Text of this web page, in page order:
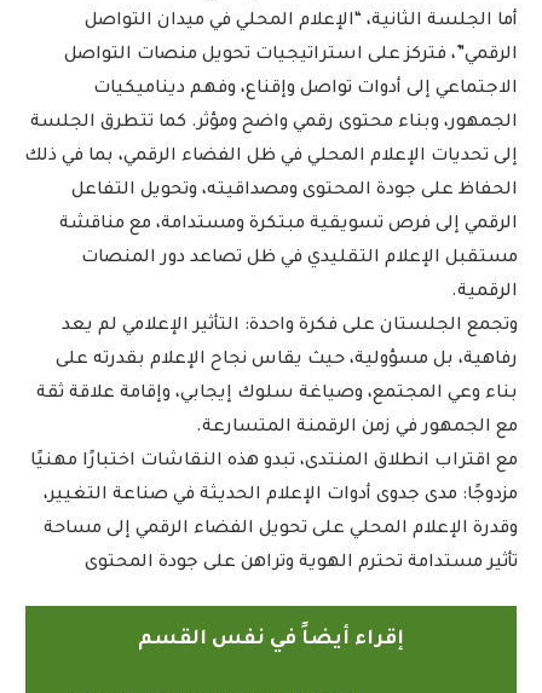
أما الجلسة الثانية، “الإعلام المحلي في ميدان التواصل
الرقمي”، فتركز على استراتيجيات تحويل منصات التواصل
الاجتماعي إلى أدوات تواصل وإقناع، وفهم ديناميكيات
الجمهور، وبناء محتوى رقمي واضح ومؤثر. كما تتطرق الجلسة
إلى تحديات الإعلام المحلي في ظل الفضاء الرقمي، بما في ذلك
الحفاظ على جودة المحتوى ومصداقيته، وتحويل التفاعل
الرقمي إلى فرص تسويقية مبتكرة ومستدامة، مع مناقشة
مستقبل الإعلام التقليدي في ظل تصاعد دور المنصات
الرقمية.
وتجمع الجلستان على فكرة واحدة: التأثير الإعلامي لم يعد
رفاهية، بل مسؤولية، حيث يقاس نجاح الإعلام بقدرته على
بناء وعي المجتمع، وصياغة سلوك إيجابي، وإقامة علاقة ثقة
مع الجمهور في زمن الرقمنة المتسارعة.
مع اقتراب انطلاق المنتدى، تبدو هذه النقاشات اختبارًا مهنيًا
مزدوجًا: مدى جدوى أدوات الإعلام الحديثة في صناعة التغيير،
وقدرة الإعلام المحلي على تحويل الفضاء الرقمي إلى مساحة
تأثير مستدامة تحترم الهوية وتراهن على جودة المحتوى
إقراء أيضاً في نفس القسم